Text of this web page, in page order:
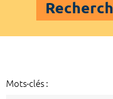
Mots-clés :